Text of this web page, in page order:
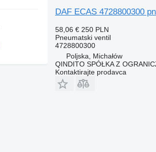
DAF ECAS 4728800300
58,06 € 250 PLN
Pneumatski ventil
4728800300
Poljska, Michałów
QINDITO SPÓŁKA Z
Kontaktirajte prodavca